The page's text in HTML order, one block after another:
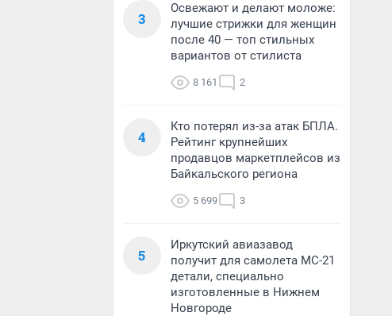
3
Освежают и делают моложе:
лучшие стрижки для женщин
после 40 — топ стильных
вариантов от стилиста
8 161 2
4
Кто потерял из-за атак БПЛА.
Рейтинг крупнейших
продавцов маркетплейсов из
Байкальского региона
5 699 3
5
Иркутский авиазавод
получит для самолета МС-21
детали, специально
изготовленные в Нижнем
Новгороде